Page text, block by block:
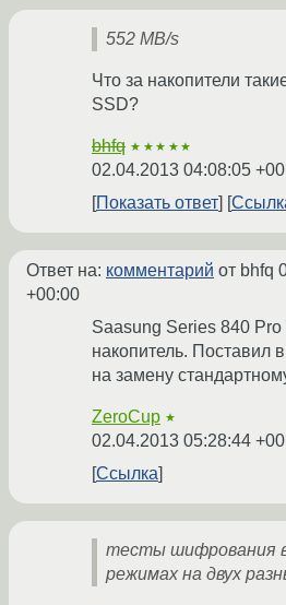
552 MB/s
Что за накопители
SSD?
bhfq ★★★★★
02.04.2013 04:08:05
Показать ответ
Ответ на: комментарий от bhfq
+00:00
Saasung Series 840 Pro
накопитель. Поставил
на замену
ZeroCup ★
02.04.2013 05:28:44
Ссылка
тесты шифрования в
режимах на двух